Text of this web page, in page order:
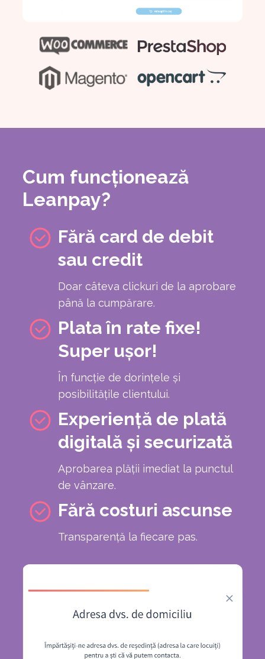
Cum funcționează
Leanpay?
Fără card de debit
sau credit
Doar câteva clickuri de la aprobare
până la cumpărare.
Plata în rate fixe!
Super ușor!
În funcţie de dorințele şi
posibilitățile clientului.
Experiență de plată
digitală și securizată
Aprobarea plăţii imediat la punctul
de vânzare.
Fără costuri ascunse
Transparență la fiecare pas.